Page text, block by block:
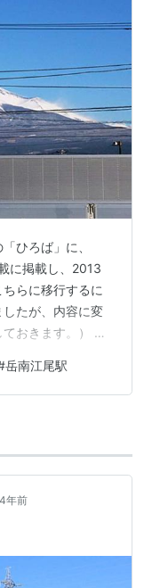
ひろば」に、
に掲載し、2013
らに移行するに
たが、内容に変
おきます。） 自
況は、ますます
から、各地で廃止
でも、たとえば
線、岐阜市内
岳南江尾駅
年前